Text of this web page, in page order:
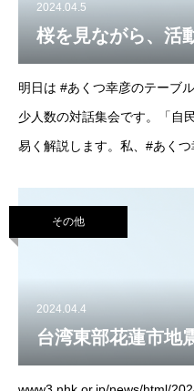
2024.04.5
桜を見ながら、活
明日は #あくつ幸彦のテーブ
少人数の対話集会です。「自
易く解説します。私、#あく
富士見地域センター備考：入場
その他
2024.04.4
台湾東部花蓮市地